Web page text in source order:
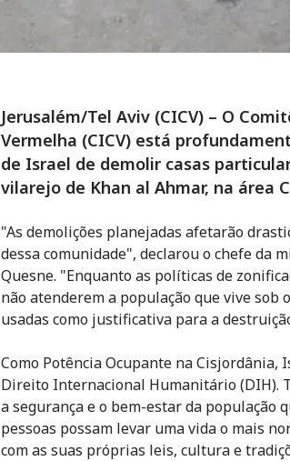
Jerusalém/Tel Aviv (CICV) – O
Vermelha (CICV) está
de Israel de demolir casas
vilarejo de Khan al Ahmar, na área
"As demolições planejadas afetarão
dessa comunidade", declarou o chefe da
Quesne. "Enquanto as políticas de
não atenderem a população que vive sob
usadas como justificativa para a
Como Potência Ocupante na Cisjordânia,
Direito Internacional Humanitário (DIH).
a segurança e o bem-estar da população
pessoas possam levar uma vida o mais
com as suas próprias leis, cultura e